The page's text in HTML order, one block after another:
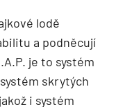
lodě
a podněcují
je to systém
skrytých
i systém